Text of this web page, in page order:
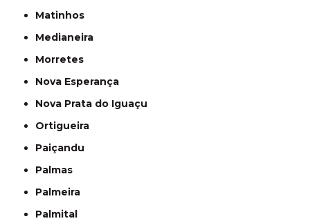
Matinhos
Medianeira
Morretes
Nova Esperança
Nova Prata do Iguaçu
Ortigueira
Paiçandu
Palmas
Palmeira
Palmital